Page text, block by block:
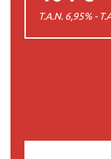
T.A.N. 6,95% -